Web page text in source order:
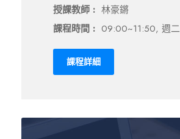
授課教師 : 林豪鏘
課程時間 : 09:00~11:50, 週二
課程詳細